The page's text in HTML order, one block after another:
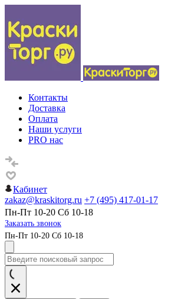
Контакты
Доставка
Оплата
Наши услуги
PRO нас
Кабинет
zakaz@kraskitorg.ru +7 (495) 417-01-17
Пн-Пт 10-20 Сб 10-18
Заказать звонок
Пн-Пт 10-20 Сб 10-18